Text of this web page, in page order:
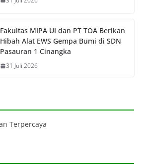
Fakultas MIPA UI dan PT TOA Berikan
Hibah Alat EWS Gempa Bumi di SDN